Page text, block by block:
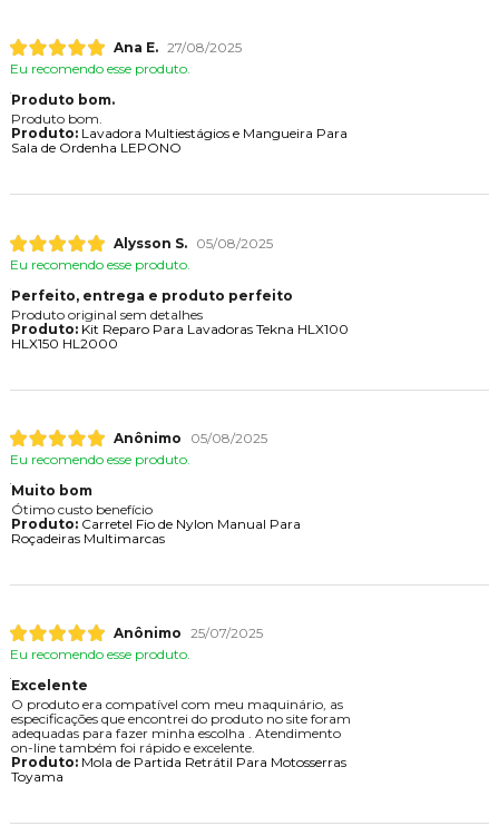
Ana E. 27/08/2025
Eu recomendo esse produto.
Produto bom.
Produto bom.
Produto:Lavadora Multiestágios e Mangueira Para
Sala de Ordenha LEPONO
Alysson S.
05/08/2025
Eu recomendo esse produto.
Perfeito, entrega e produto perfeito
Produto original sem detalhes
Produto:Kit Reparo Para Lavadoras Tekna HLX100
HLX150 HL2000
Anônimo
05/08/2025
Eu recomendo esse produto.
Muito bom
Ótimo custo benefício
Produto:Carretel Fio de Nylon Manual Para
Roçadeiras Multimarcas
Anônimo 25/07/2025
Eu recomendo esse produto.
Excelente
O produto era compatível com meu maquinário, as
especificações que encontrei do produto no site foram
adequadas para fazer minha escolha . Atendimento
on-line também foi rápido e excelente.
Produto:Mola de Partida Retrátil Para Motosserras
Toyama